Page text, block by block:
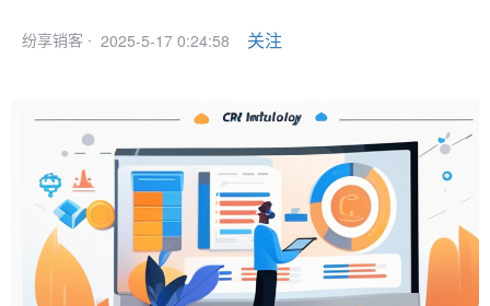
纷享销客 · 2025-5-17 0:24:58 关注